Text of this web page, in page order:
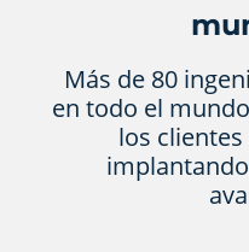
Más de 80
en todo el
los